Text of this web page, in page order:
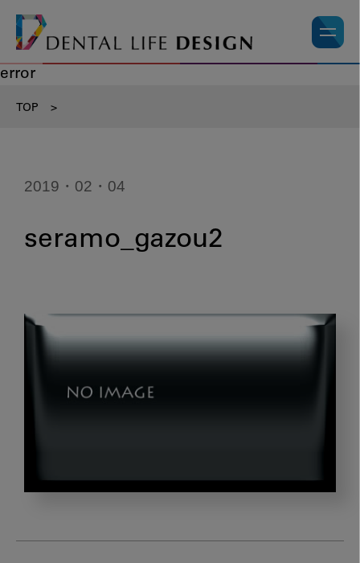
error
TOP >
2019・02・04
seramo_gazou2